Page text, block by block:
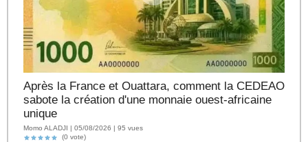
Après la France et Ouattara, comment la CEDEAO
sabote la création d'une monnaie ouest-africaine
unique
Momo ALADJI | 05/08/2026 | 95 vues
(0 vote)